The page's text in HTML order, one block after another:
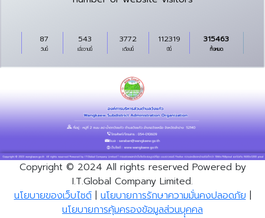
วันนี้
87
เมื่อวานนี้
543
เดือนนี้
3772
ปีนี้
112319
ทั้งหมด
315463
Copyright © 2024 All rights reserved Powered by
I.T.Global Company Limited.
นโยบายของเว็บไซต์|นโยบายการรักษาความมั่นคงปลอดภัย|
นโยบายการคุ้มครองข้อมูลส่วนบุุคคล